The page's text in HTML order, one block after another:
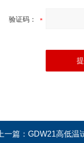
验证码：
上一篇： GDW21高低温试验